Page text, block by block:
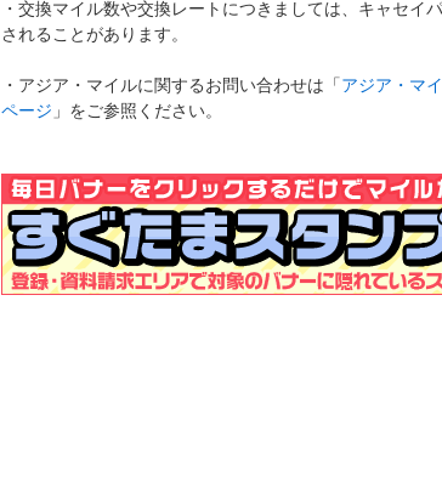
・交換マイル数や交換レートにつきましては、キャセイ
されることがあります。
・アジア・マイルに関するお問い合わせは「 アジア・マ
ページ 」をご参照ください。